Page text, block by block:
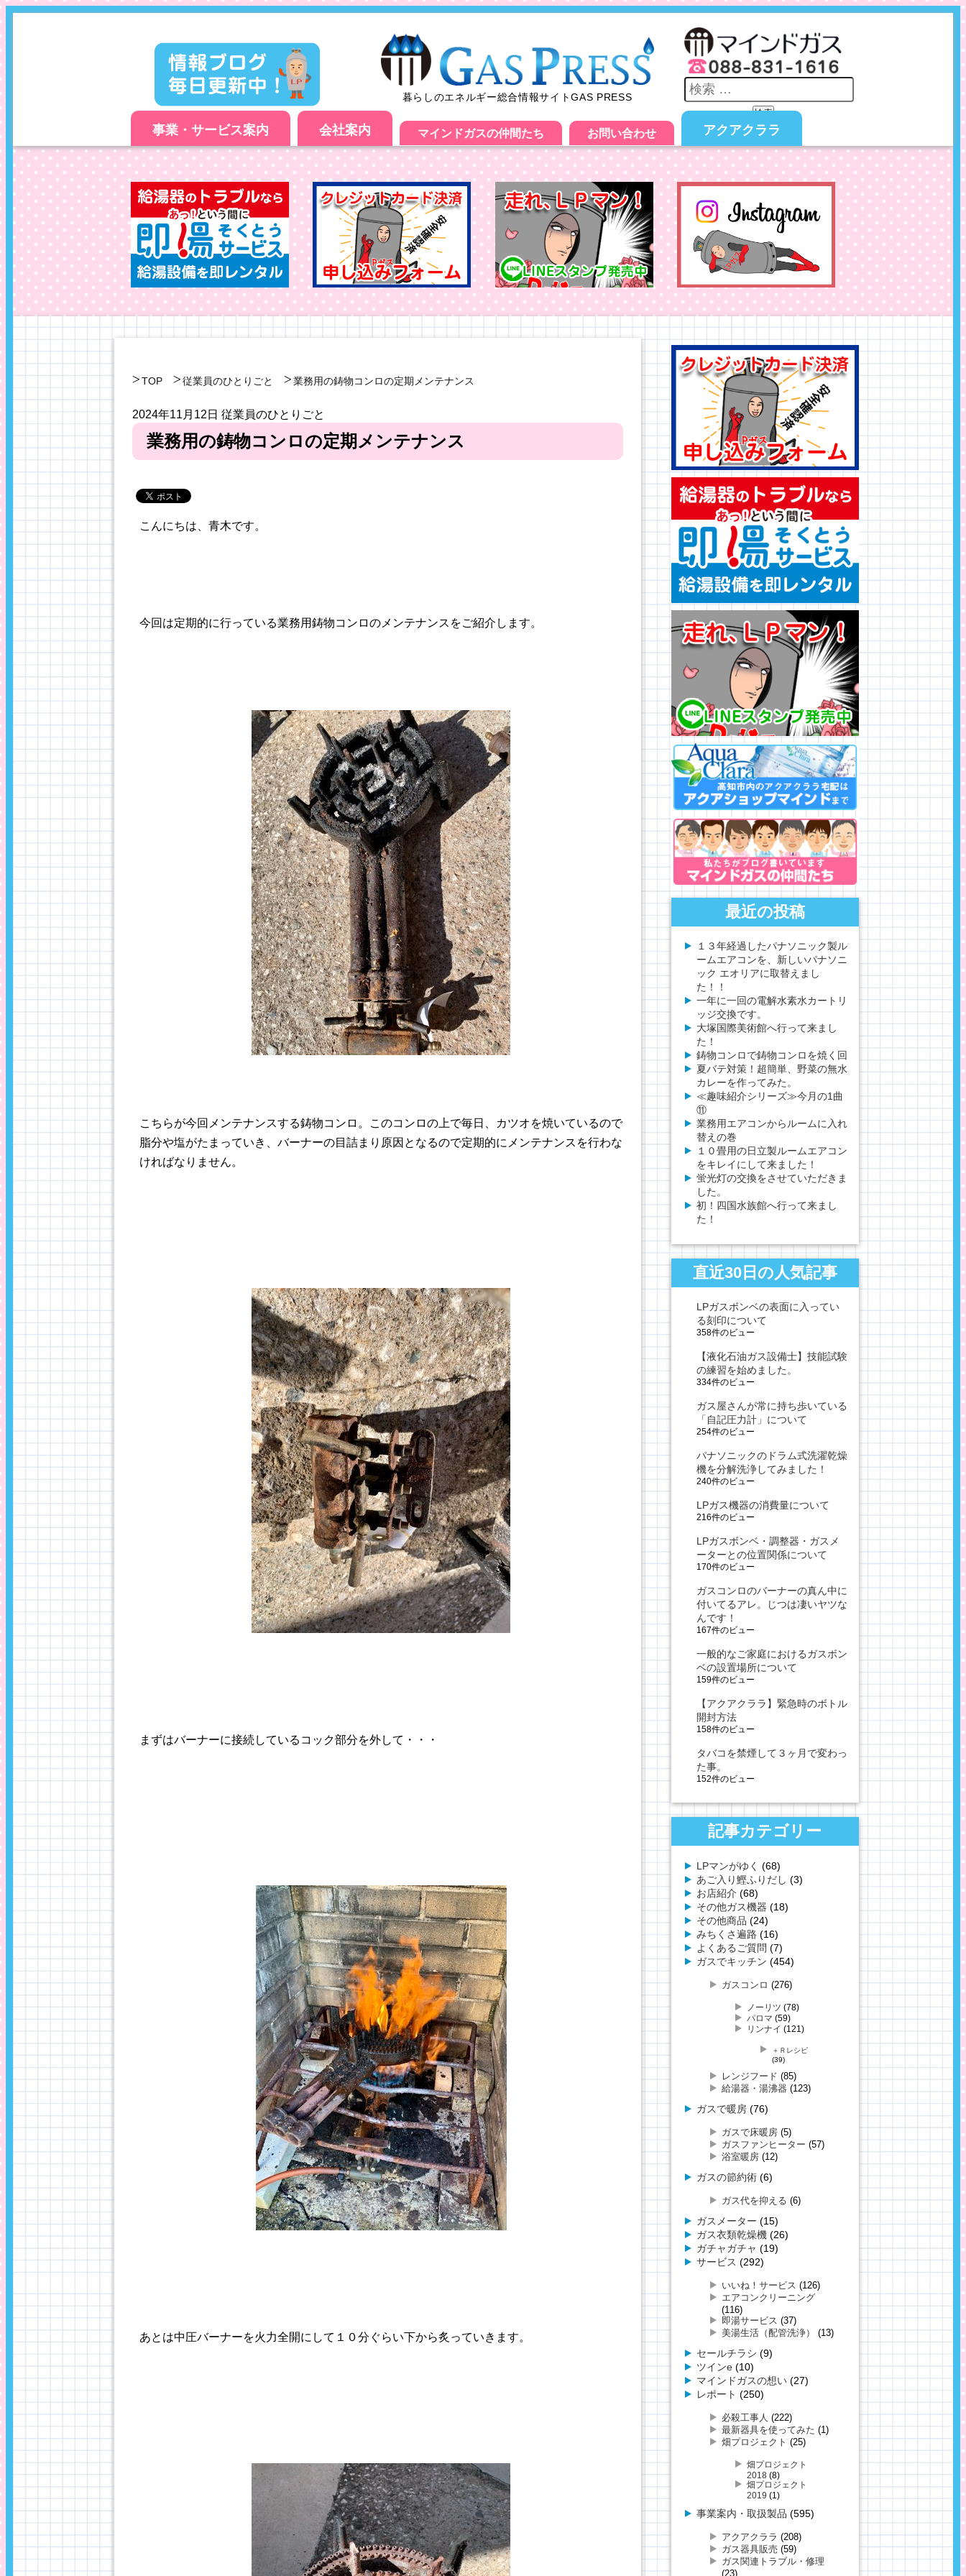
暮らしのエネルギー総合情報サイトGAS PRESS
検索
事業・サービス案内 会社案内 マインドガスの仲間たち お問い合わせ アクアクララ
TOP 従業員のひとりごと 業務用の鋳物コンロの定期メンテナンス
2024年11月12日 従業員のひとりごと
業務用の鋳物コンロの定期メンテナンス
こんにちは、青木です。
今回は定期的に行っている業務用鋳物コンロのメンテナンスをご紹介します。
こちらが今回メンテナンスする鋳物コンロ。このコンロの上で毎日、カツオを焼いているので
脂分や塩がたまっていき、バーナーの目詰まり原因となるので定期的にメンテナンスを行わな
ければなりません。
まずはバーナーに接続しているコック部分を外して・・・
あとは中圧バーナーを火力全開にして１０分ぐらい下から炙っていきます。
最近の投稿
１３年経過したパナソニック製ル
ームエアコンを、新しいパナソニ
ック エオリアに取替えまし
た！！
一年に一回の電解水素水カートリ
ッジ交換です。
大塚国際美術館へ行って来まし
た！
鋳物コンロで鋳物コンロを焼く回
夏バテ対策！超簡単、野菜の無水
カレーを作ってみた。
≪趣味紹介シリーズ≫今月の1曲
⑪
業務用エアコンからルームに入れ
替えの巻
１０畳用の日立製ルームエアコン
をキレイにして来ました！
蛍光灯の交換をさせていただきま
した。
初！四国水族館へ行って来まし
た！
直近30日の人気記事
LPガスボンベの表面に入ってい
る刻印について
358件のビュー
【液化石油ガス設備士】技能試験
の練習を始めました。
334件のビュー
ガス屋さんが常に持ち歩いている
「自記圧力計」について
254件のビュー
パナソニックのドラム式洗濯乾燥
機を分解洗浄してみました！
240件のビュー
LPガス機器の消費量について
216件のビュー
LPガスボンベ・調整器・ガスメ
ーターとの位置関係について
170件のビュー
ガスコンロのバーナーの真ん中に
付いてるアレ。じつは凄いヤツな
んです！
167件のビュー
一般的なご家庭におけるガスボン
ベの設置場所について
159件のビュー
【アクアクララ】緊急時のボトル
開封方法
158件のビュー
タバコを禁煙して３ヶ月で変わっ
た事。
152件のビュー
記事カテゴリー
LPマンがゆく (68)
あご入り鰹ふりだし (3)
お店紹介 (68)
その他ガス機器 (18)
その他商品 (24)
みちくさ遍路 (16)
よくあるご質問 (7)
ガスでキッチン (454)
ガスコンロ (276)
ノーリツ (78)
パロマ (59)
リンナイ (121)
＋Ｒレシピ
(39)
レンジフード (85)
給湯器・湯沸器 (123)
ガスで暖房(76)
ガスで床暖房(5)
ガスファンヒーター (57)
浴室暖房(12)
ガスの節約術(6)
ガス代を抑える (6)
ガスメーター (15)
ガス衣類乾燥機 (26)
ガチャガチャ (19)
サービス (292)
いいね！サービス (126)
エアコンクリーニング
(116)
即湯サービス (37)
美湯生活（配管洗浄）
(13)
セールチラシ (9)
ツインe(10)
マインドガスの想い(27)
レポート (250)
必殺工事人 (222)
最新器具を使ってみた (1)
畑プロジェクト (25)
畑プロジェクト
2018(8)
畑プロジェクト
2019 (1)
事業案内・取扱製品 (595)
アクアクララ (208)
ガス器具販売 (59)
ガス関連トラブル・修理
(23)